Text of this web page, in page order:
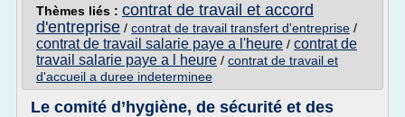
Thèmes liés : contrat de travail et accord
d'entreprise / contrat de travail transfert d'entreprise /
contrat de travail salarie paye a l'heure / contrat de
travail salarie paye a l heure / contrat de travail et
d'accueil a duree indeterminee
Le comité d’hygiène, de sécurité et des